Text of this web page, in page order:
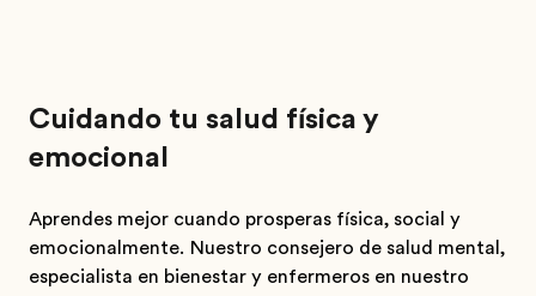
Cuidando tu salud física y
emocional
Aprendes mejor cuando prosperas física, social y
emocionalmente. Nuestro consejero de salud mental,
especialista en bienestar y enfermeros en nuestro